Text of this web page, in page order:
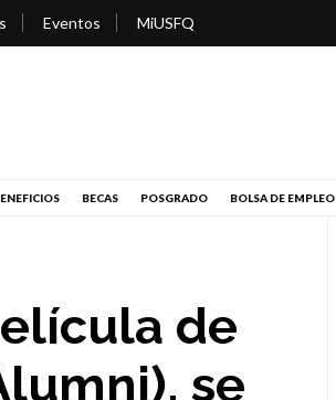
Eventos MiUSFQ
BECAS POSGRADO BOLSA DE EMPLEO
de
se